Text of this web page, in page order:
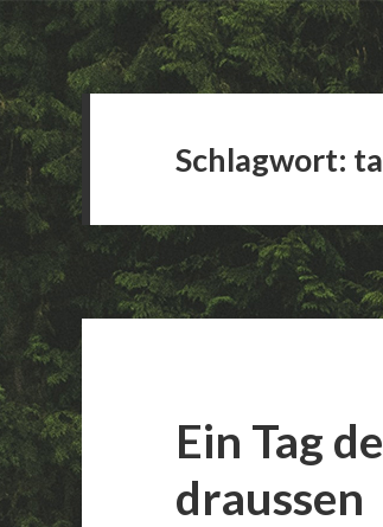
Schlagwort:
Ein Tag
draussen